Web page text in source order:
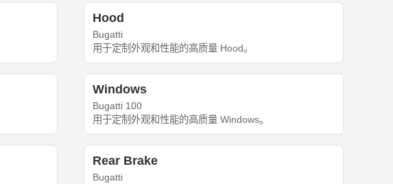
Hood
Bugatti
用于定制外观和性能的高质量 Hood。
Windows
Bugatti 100
用于定制外观和性能的高质量 Windows。
Rear Brake
Bugatti